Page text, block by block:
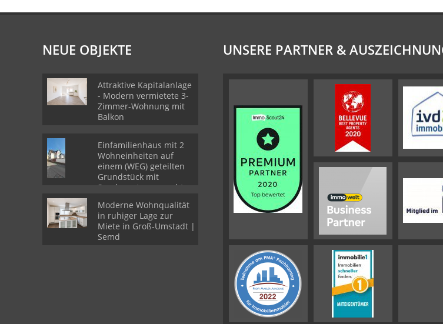
NEUE OBJEKTE
Attraktive Kapitalanlage
- Modern vermietete 3-
Zimmer-Wohnung mit
Balkon
Einfamilienhaus mit 2
Wohneinheiten auf
einem (WEG) geteilten
Grundstück mit
Sondernutzungsrechten
Moderne Wohnqualität
in ruhiger Lage zur
Miete in Groß-Umstadt |
Semd
UNSERE PARTNER &